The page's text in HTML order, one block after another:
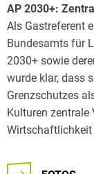
AP 2030+:
Als Gastreferent
Bundesamts für
2030+ sowie
wurde klar, dass
Grenzschutzes
Kulturen zentrale